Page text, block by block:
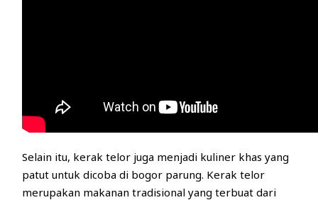
Selain itu, kerak telor juga menjadi kuliner khas yang
patut untuk dicoba di bogor parung. Kerak telor
merupakan makanan tradisional yang terbuat dari